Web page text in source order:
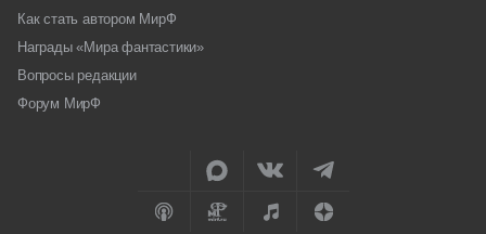
Как стать автором МирФ
Награды «Мира фантастики»
Вопросы редакции
Форум МирФ